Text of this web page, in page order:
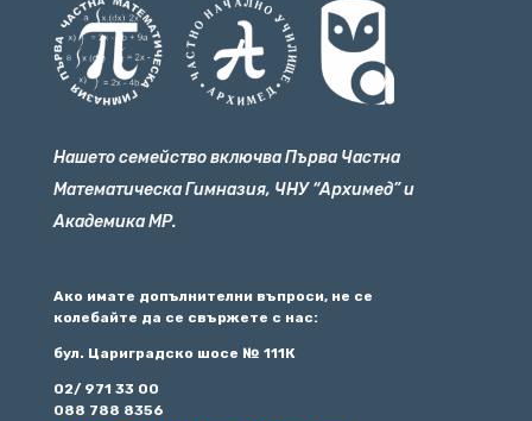
Нашето семейство включва Първа Частна
Математическа Гимназия, ЧНУ “Архимед” и
Академика МР.
Ако имате допълнителни въпроси, не се
колебайте да се свържете с нас:
бул. Цариградско шосе № 111К
02/ 971 33 00
088 788 8356